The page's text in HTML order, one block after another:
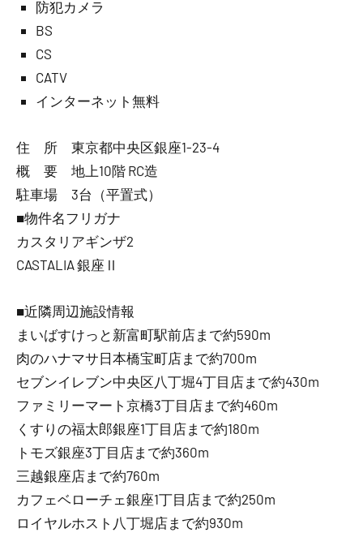
防犯カメラ
BS
CS
CATV
インターネット無料
住 所 東京都中央区銀座1-23-4
概 要 地上10階 RC造
駐車場 3台（平置式）
■物件名フリガナ
カスタリアギンザ2
CASTALIA 銀座Ⅱ
■近隣周辺施設情報
まいばすけっと新富町駅前店まで約590m
肉のハナマサ日本橋宝町店まで約700m
セブンイレブン中央区八丁堀4丁目店まで約430m
ファミリーマート京橋3丁目店まで約460m
くすりの福太郎銀座1丁目店まで約180m
トモズ銀座3丁目店まで約360m
三越銀座店まで約760m
カフェベローチェ銀座1丁目店まで約250m
ロイヤルホスト八丁堀店まで約930m